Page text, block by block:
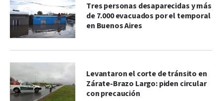
Tres personas desaparecidas y más
de 7.000 evacuados por el temporal
en Buenos Aires
Levantaron el corte de tránsito en
Zárate-Brazo Largo: piden circular
con precaución